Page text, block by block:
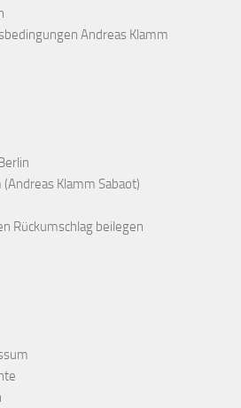
Andreas Klamm
Klamm Sabaot)
Rückumschlag beilegen